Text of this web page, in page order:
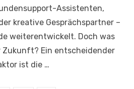
Assistenten,
kreative Gesprächspartner –
weiterentwickelt. Doch was
Ein entscheidender
ist die …